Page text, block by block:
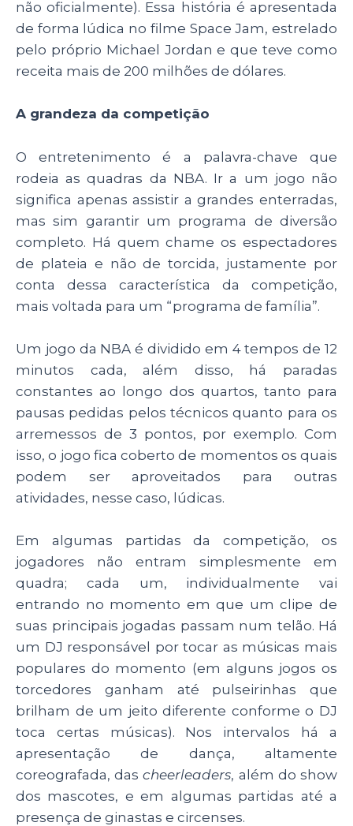
não oficialmente). Essa história é apresentada
de forma lúdica no filme Space Jam, estrelado
pelo próprio Michael Jordan e que teve como
receita mais de 200 milhões de dólares.
A grandeza da competição
O entretenimento é a palavra-chave que
rodeia as quadras da NBA. Ir a um jogo não
significa apenas assistir a grandes enterradas,
mas sim garantir um programa de diversão
completo. Há quem chame os espectadores
de plateia e não de torcida, justamente por
conta dessa característica da competição,
mais voltada para um “programa de família”.
Um jogo da NBA é dividido em 4 tempos de 12
minutos cada, além disso, há paradas
constantes ao longo dos quartos, tanto para
pausas pedidas pelos técnicos quanto para os
arremessos de 3 pontos, por exemplo. Com
isso, o jogo fica coberto de momentos os quais
podem ser aproveitados para outras
atividades, nesse caso, lúdicas.
Em algumas partidas da competição, os
jogadores não entram simplesmente em
quadra; cada um, individualmente vai
entrando no momento em que um clipe de
suas principais jogadas passam num telão. Há
um DJ responsável por tocar as músicas mais
populares do momento (em alguns jogos os
torcedores ganham até pulseirinhas que
brilham de um jeito diferente conforme o DJ
toca certas músicas). Nos intervalos há a
apresentação de dança, altamente
coreografada, dascheerleaders, além do show
dos mascotes, e em algumas partidas até a
presença de ginastas e circenses.